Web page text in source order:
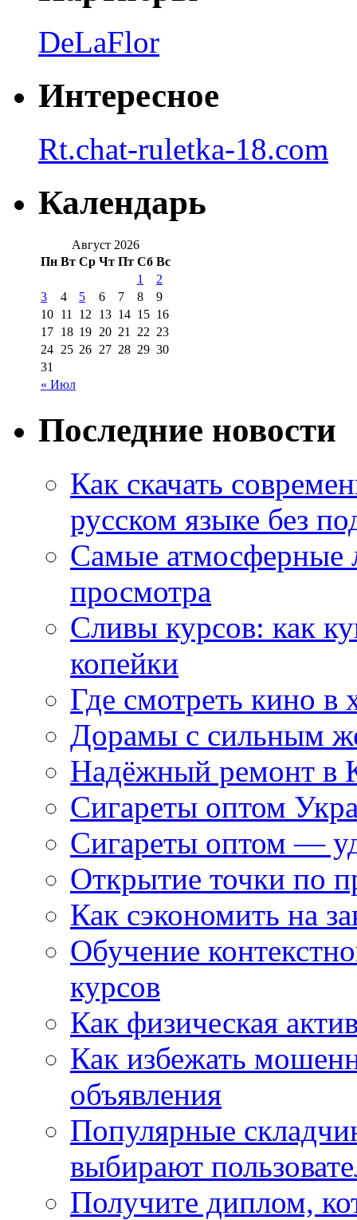
DeLaFlor
Интересное
Rt.chat-ruletka-18.com
Календарь
Август 2026
Пн Вт Ср Чт Пт Сб Вс
« Июл
1
2
3
4 5 6 7 8
9
10 11 12 13 14 15 16
17 18 19 20 21 22 23
24 25 26 27 28 29 30
31
Последние новости
Как скачать
русском языке без
Самые атмосферные
просмотра
Сливы курсов: как
копейки
Где смотреть кино в
Дорамы с сильным
Надёжный ремонт в
Сигареты оптом
Сигареты оптом —
Открытие точки по
Как сэкономить на
Обучение
курсов
Как физическая
Как избежать
объявления
Популярные
выбирают
Получите диплом,